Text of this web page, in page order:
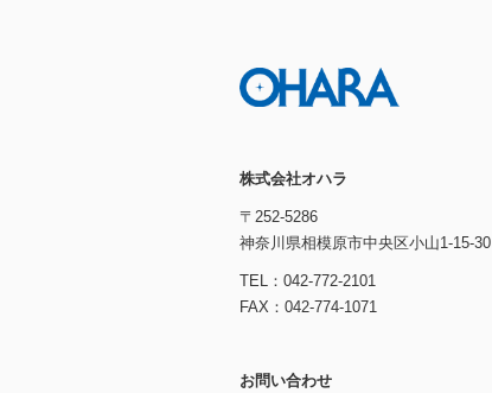
株式会社オハラ
〒252-5286
神奈川県相模原市中央区小山1-15-30
TEL：042-772-2101
FAX：042-774-1071
お問い合わせ